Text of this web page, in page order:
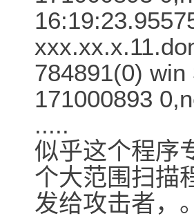
784891(0)
171000893
.....
似乎这个程序
个大范围扫描
发给攻击者，。